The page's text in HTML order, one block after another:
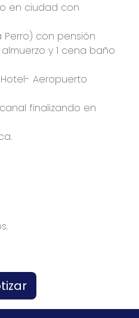
en ciudad con
Perro) con pensión
y 1 cena baño
Aeropuerto
finalizando en